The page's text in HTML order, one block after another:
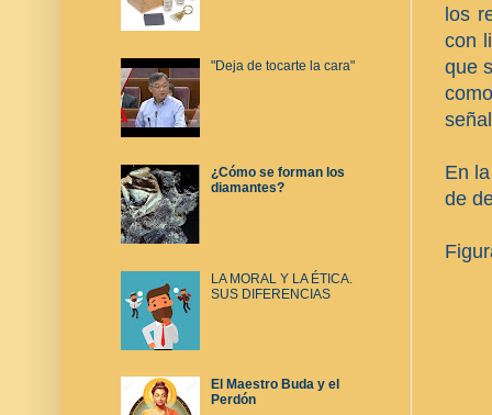
los
con
que
En
de
"Deja de tocarte la cara"
¿Cómo se forman los
diamantes?
LA MORAL Y LA ÉTICA.
SUS DIFERENCIAS
El Maestro Buda y el
Perdón